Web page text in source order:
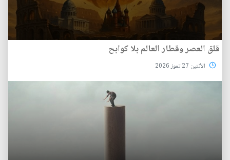
قلق العصر وقطار العالم بلا كوابح
الأثنين 27 تموز 2026